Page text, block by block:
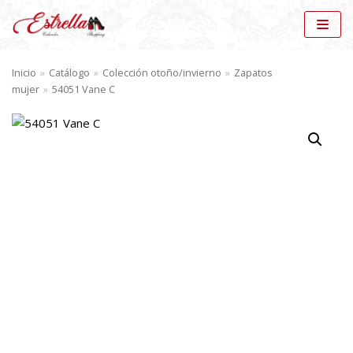
contenido
Inicio » Catálogo » Colección otoño/invierno » Zapatos
mujer » 54051 Vane C